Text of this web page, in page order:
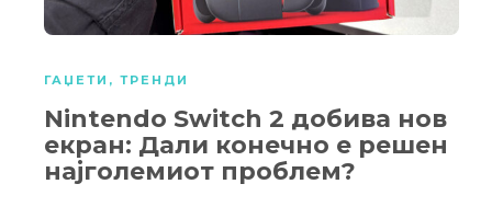
ГАЏЕТИ , ТРЕНДИ
Nintendo Switch 2 добива нов
екран: Дали конечно е решен
најголемиот проблем?